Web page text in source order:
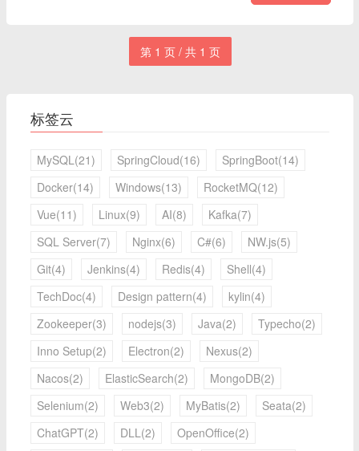
第 1 页 / 共 1 页
标签云
MySQL(21) SpringCloud(16)
SpringBoot(14)
Docker(14)
Windows(13)
RocketMQ(12)
Vue(11)
Linux(9) AI(8)
Kafka(7)
SQL Server(7)
Nginx(6) C#(6)
NW.js(5)
Git(4)
Jenkins(4) Redis(4)
Shell(4)
TechDoc(4)
Design pattern(4)
kylin(4)
Zookeeper(3)
nodejs(3) Java(2)
Typecho(2)
Inno Setup(2)
Electron(2)
Nexus(2)
Nacos(2)
ElasticSearch(2)
MongoDB(2)
Selenium(2)
Web3(2) MyBatis(2)
Seata(2)
ChatGPT(2)
DLL(2)
OpenOffice(2)